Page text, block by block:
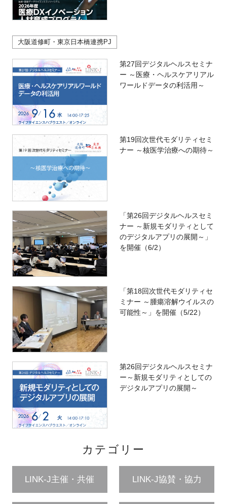
大阪道修町・東京日本橋連携PJ
第27回デジタルヘルスセミナ
ー ～医療・ヘルスケアリアル
ワールドデータの利活用～
第19回次世代モダリティセミ
ナー ～核医学治療への期待～
「第26回デジタルヘルスセミ
ナー ～新規モダリティとして
のデジタルアプリの展開～」
を開催（6/2）
「第18回次世代モダリティセ
ミナー ～腫瘍溶解ウイルスの
可能性～」を開催（5/22）
第26回デジタルヘルスセミナ
ー～新規モダリティとしての
デジタルアプリの展開～
カテゴリー
LINK-J主催・共催 LINK-J協賛・協力